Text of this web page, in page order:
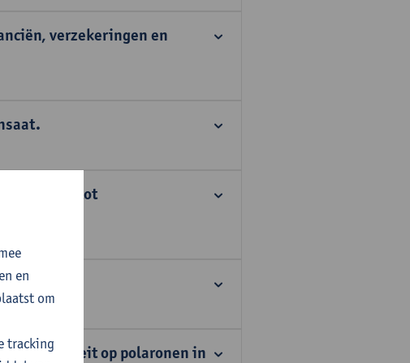
verzekeringen en
atomen tot
op polaronen in
en
om
tracking